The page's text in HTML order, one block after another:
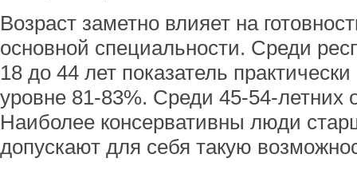
Возраст заметно влияет на
основной специальности. Среди
18 до 44 лет показатель
уровне 81-83%. Среди 45-54-летних
Наиболее консервативны люди
допускают для себя такую